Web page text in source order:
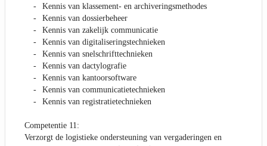
Kennis van klassement- en archiveringsmethodes
Kennis van dossierbeheer
Kennis van zakelijk communicatie
Kennis van digitaliseringstechnieken
Kennis van snelschrifttechnieken
Kennis van dactylografie
Kennis van kantoorsoftware
Kennis van communicatietechnieken
Kennis van registratietechnieken
Competentie 11:
Verzorgt de logistieke ondersteuning van vergaderingen en